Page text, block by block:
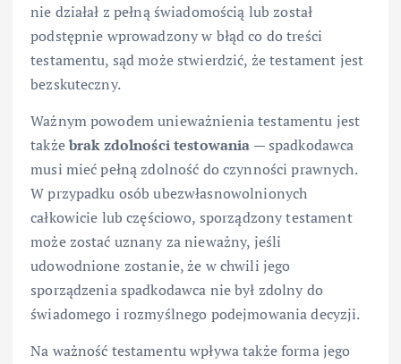
nie działał z pełną świadomością lub został
podstępnie wprowadzony w błąd co do treści
testamentu, sąd może stwierdzić, że testament jest
bezskuteczny.
Ważnym powodem unieważnienia testamentu jest
takżebrak zdolności testowania — spadkodawca
musi mieć pełną zdolność do czynności prawnych.
W przypadku osób ubezwłasnowolnionych
całkowicie lub częściowo, sporządzony testament
może zostać uznany za nieważny, jeśli
udowodnione zostanie, że w chwili jego
sporządzenia spadkodawca nie był zdolny do
świadomego i rozmyślnego podejmowania decyzji.
Na ważność testamentu wpływa także forma jego